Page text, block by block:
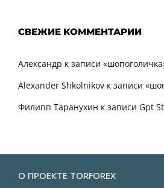
СВЕЖИЕ КОММЕНТАРИИ
Александр к записи
Alexander Shkolnikov к записи
Филипп Таранухин к записи Gpt
О ПРОЕКТЕ TORFOREX